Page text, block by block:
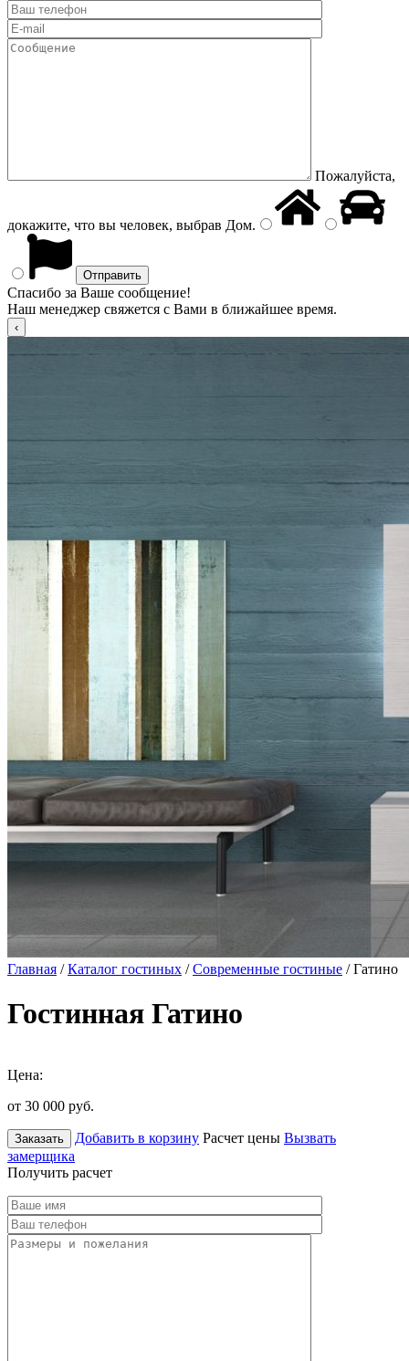
Пожалуйста,
докажите, что вы человек, выбрав Дом.
Спасибо за Ваше сообщение!
Наш менеджер свяжется с Вами в ближайшее время.
Главная /Каталог гостиных /Современные гостиные / Гатино
Гостинная Гатино
Цена:
от 30 000 руб.
Заказать Добавить в корзину Расчет цены Вызвать
замерщика
Получить расчет